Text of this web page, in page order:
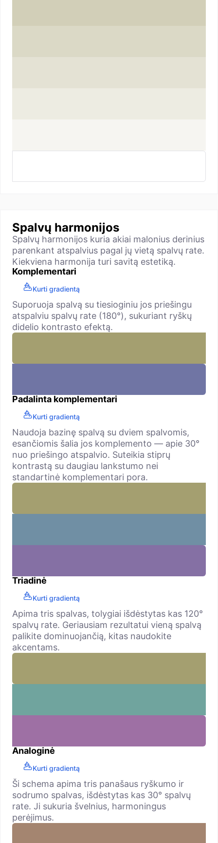
Spalvų harmonijos
Spalvų harmonijos kuria akiai malonius derinius
parenkant atspalvius pagal jų vietą spalvų rate.
Kiekviena harmonija turi savitą estetiką.
Komplementari
Kurti gradientą
Suporuoja spalvą su tiesioginiu jos priešingu
atspalviu spalvų rate (180°), sukuriant ryškų
didelio kontrasto efektą.
Padalinta komplementari
Kurti gradientą
Naudoja bazinę spalvą su dviem spalvomis,
esančiomis šalia jos komplemento — apie 30°
nuo priešingo atspalvio. Suteikia stiprų
kontrastą su daugiau lankstumo nei
standartinė komplementari pora.
Triadinė
Kurti gradientą
Apima tris spalvas, tolygiai išdėstytas kas 120°
spalvų rate. Geriausiam rezultatui vieną spalvą
palikite dominuojančią, kitas naudokite
akcentams.
Analoginė
Kurti gradientą
Ši schema apima tris panašaus ryškumo ir
sodrumo spalvas, išdėstytas kas 30° spalvų
rate. Ji sukuria švelnius, harmoningus
perėjimus.